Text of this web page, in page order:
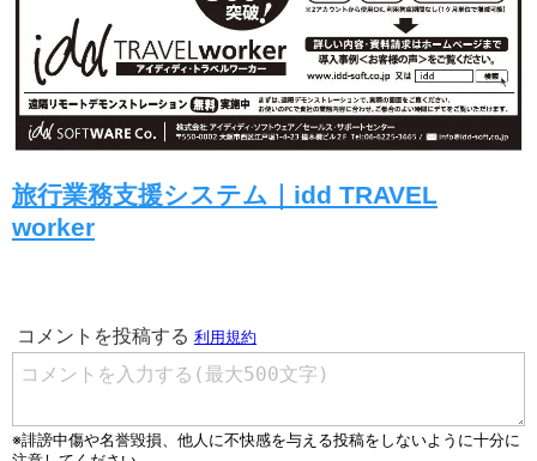
旅行業務支援システム｜idd TRAVEL
worker